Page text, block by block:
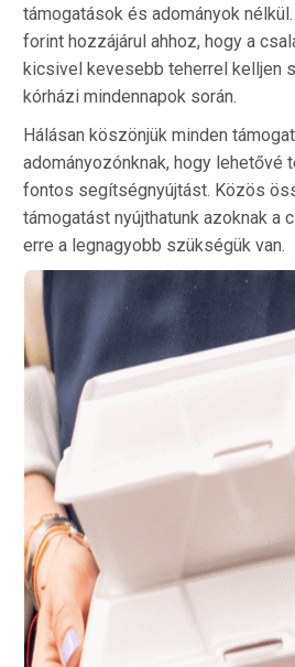
támogatások és adományok
forint hozzájárul ahhoz, hogy a
kicsivel kevesebb teherrel kelljen
kórházi mindennapok során.
Hálásan köszönjük minden
adományozónknak, hogy lehetővé
fontos segítségnyújtást. Közös
támogatást nyújthatunk azoknak a
erre a legnagyobb szükségük van.